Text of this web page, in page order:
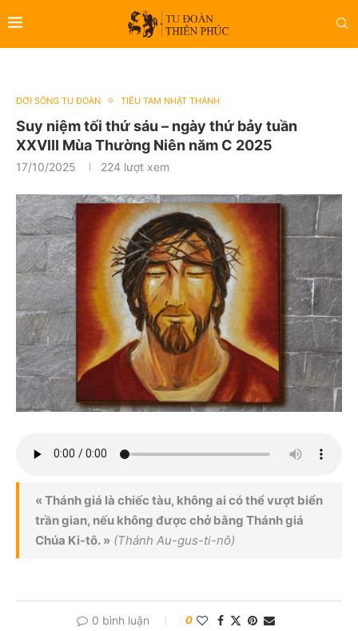
ĐỜI SỐNG TU ĐOÀN TIỂU TAM NHẬT THÁNH
Suy niệm tối thứ sáu – ngày thứ bảy tuần
XXVIII Mùa Thường Niên năm C 2025
17/10/2025 224 lượt xem
« Thánh giá là chiếc tàu, không ai có thể vượt biển
trần gian, nếu không được chở bằng Thánh giá
Chúa Ki-tô. » (Thánh Au-gus-ti-nô)
0 bình luận 0